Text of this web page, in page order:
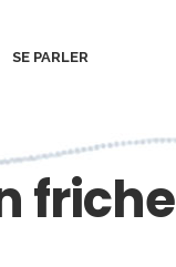
SE PARLER
friche